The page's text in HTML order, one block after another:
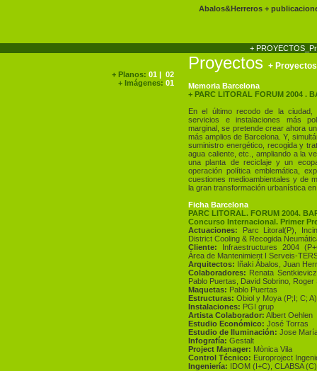
Abalos&Herreros +
+ Planos: 01 | 02
+ Imágenes: 01
Proyectos +
Memoria Barcelona
+ PARC LITORAL FORUM 2004 .
En el último recodo de la
servicios e instalaciones más
marginal, se pretende crear ahora
más amplios de Barcelona. Y,
suministro energético, recogida y
agua caliente, etc., ampliando a la
una planta de reciclaje y un
operación política emblemática,
cuestiones medioambientales y de
la gran transformación urbanística
Ficha Barcelona
PARC LITORAL. FORUM 2004.
Concurso Internacional. Primer
Actuaciones: Parc Litoral(P),
District Cooling & Recogida
Cliente: Infraestructures 2004
Área de Mantenimient I Serveis-
Arquitectos: Iñaki Ábalos, Juan
Colaboradores: Renata
Pablo Puertas, David Sobrino,
Maquetas: Pablo Puertas
Estructuras: Obiol y Moya (P;I; C;
Instalaciones: PGI grup
Artista Colaborador: Albert Oehlen
Estudio Económico: José Torras
Estudio de Iluminación: Jose
Infografía: Gestalt
Project Manager: Mònica Vila
Control Técnico: Europroject
Ingeniería: IDOM (I+C), CLABSA (C)